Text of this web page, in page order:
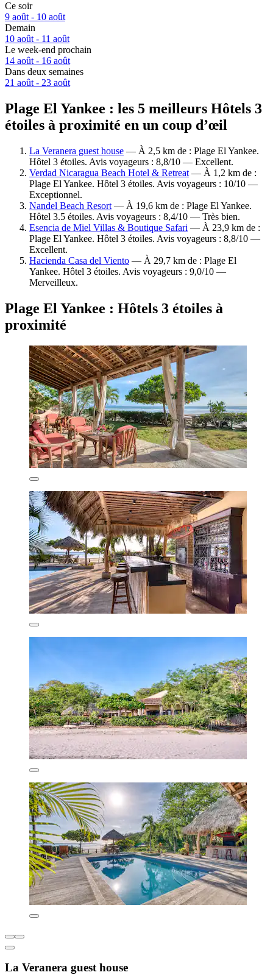
Ce soir
9 août - 10 août
Demain
10 août - 11 août
Le week-end prochain
14 août - 16 août
Dans deux semaines
21 août - 23 août
Plage El Yankee : les 5 meilleurs Hôtels 3
étoiles à proximité en un coup d’œil
La Veranera guest house — À 2,5 km de : Plage El Yankee.
Hôtel 3 étoiles. Avis voyageurs : 8,8/10 — Excellent.
Verdad Nicaragua Beach Hotel & Retreat — À 1,2 km de :
Plage El Yankee. Hôtel 3 étoiles. Avis voyageurs : 10/10 —
Exceptionnel.
Nandel Beach Resort — À 19,6 km de : Plage El Yankee.
Hôtel 3.5 étoiles. Avis voyageurs : 8,4/10 — Très bien.
Esencia de Miel Villas & Boutique Safari — À 23,9 km de :
Plage El Yankee. Hôtel 3 étoiles. Avis voyageurs : 8,8/10 —
Excellent.
Hacienda Casa del Viento — À 29,7 km de : Plage El
Yankee. Hôtel 3 étoiles. Avis voyageurs : 9,0/10 —
Merveilleux.
Plage El Yankee : Hôtels 3 étoiles à
proximité
La Veranera guest house